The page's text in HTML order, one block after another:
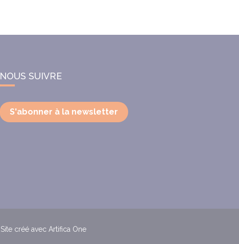
NOUS SUIVRE
S'abonner à la newsletter
Site créé avec Artifica One